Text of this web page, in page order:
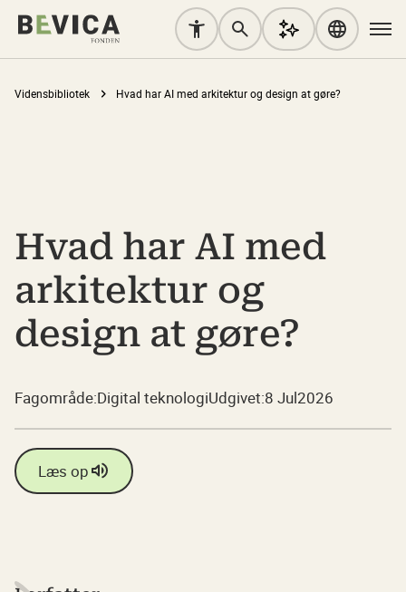
Vidensbibliotek Hvad har AI med arkitektur og design at gøre?
Hvad har AI med
arkitektur og
design at gøre?
Fagområde:Digital teknologiUdgivet:8 Jul2026
Læs op